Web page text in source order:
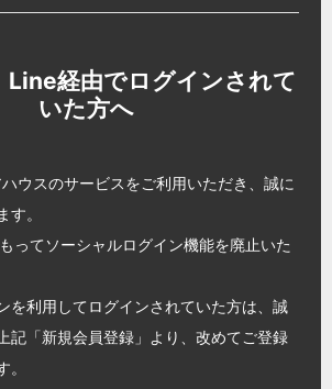
経由でログインされて
いた方へ
ウスのサービスをご利用いただき、誠に
。
ってソーシャルログイン機能を廃止いた
を利用してログインされていた方は、誠
記「新規会員登録」より、改めてご登録